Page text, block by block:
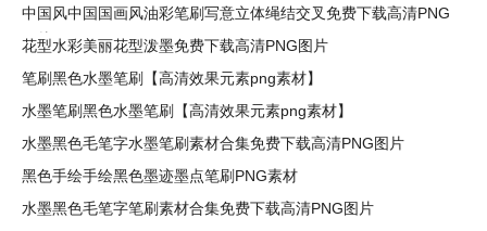
中国风中国国画风油彩笔刷写意立体绳结交叉免费下载高清PNG
图片
花型水彩美丽花型泼墨免费下载高清PNG图片
笔刷黑色水墨笔刷【高清效果元素png素材】
水墨笔刷黑色水墨笔刷【高清效果元素png素材】
水墨黑色毛笔字水墨笔刷素材合集免费下载高清PNG图片
黑色手绘手绘黑色墨迹墨点笔刷PNG素材
水墨黑色毛笔字笔刷素材合集免费下载高清PNG图片